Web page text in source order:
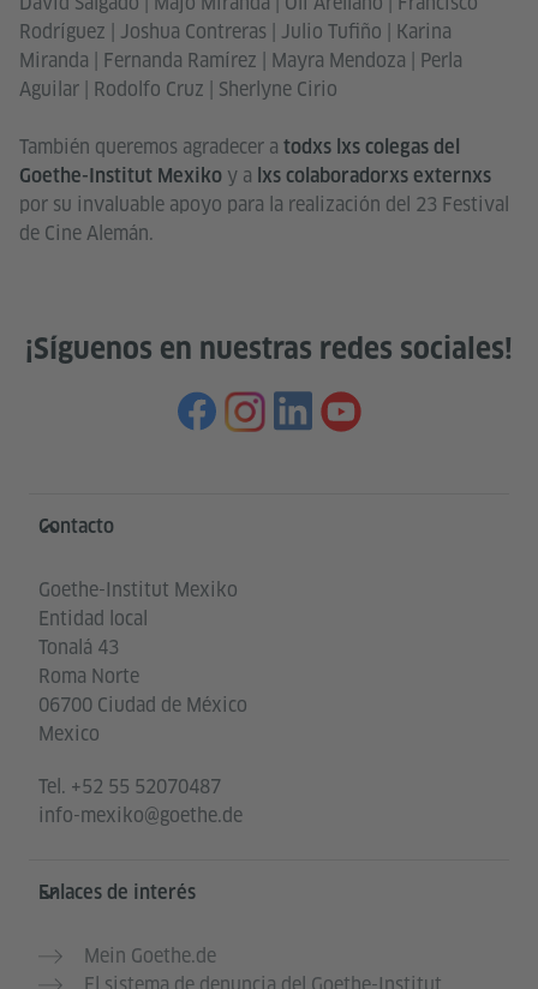
Rodríguez | Joshua Contreras | Julio Tufiño | Karina
Miranda | Fernanda Ramírez | Mayra Mendoza | Perla
Aguilar | Rodolfo Cruz | Sherlyne Cirio
También queremos agradecer a todxs lxs colegas del
Goethe-Institut Mexiko y a lxs colaboradorxs externxs
por su invaluable apoyo para la realización del 23 Festival
de Cine Alemán.
¡Síguenos en nuestras redes sociales!
Service- und Informationsbereich
Contacto
Goethe-Institut Mexiko
Entidad local
Tonalá 43
Roma Norte
06700 Ciudad de México
Mexico
Tel. +52 55 52070487
info-mexiko@goethe.de
Enlaces de interés
Mein Goethe.de